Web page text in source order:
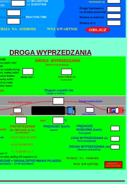
DROGA WYPRZEDZANIA